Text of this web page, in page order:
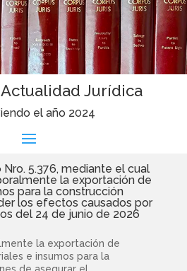
Jurídica
el año 2024
5.376, mediante el cual
la exportación de
para la construcción
los efectos causados por
del 24 de junio de 2026
la exportación de
e insumos para la